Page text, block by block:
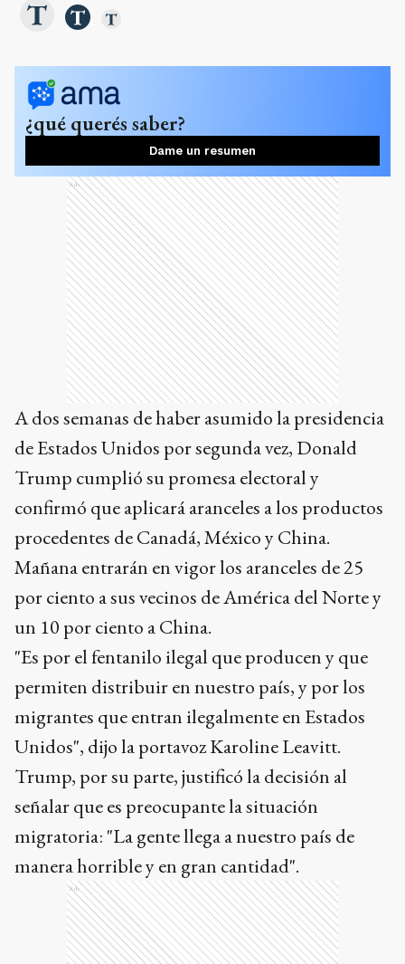
¿qué querés saber?
Dame un resumen
Ads
A dos semanas de haber asumido la presidencia
de Estados Unidos por segunda vez, Donald
Trump cumplió su promesa electoral y
confirmó que aplicará aranceles a los productos
procedentes de Canadá, México y China.
Mañana entrarán en vigor los aranceles de 25
por ciento a sus vecinos de América del Norte y
un 10 por ciento a China.
"Es por el fentanilo ilegal que producen y que
permiten distribuir en nuestro país, y por los
migrantes que entran ilegalmente en Estados
Unidos", dijo la portavoz Karoline Leavitt.
Trump, por su parte, justificó la decisión al
señalar que es preocupante la situación
migratoria: "La gente llega a nuestro país de
manera horrible y en gran cantidad".
Ads